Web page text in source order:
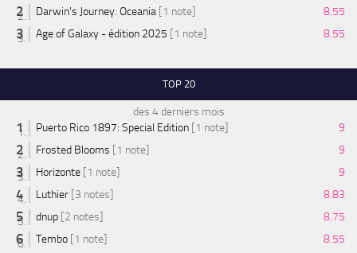
Darwin's Journey: Oceania [1 note]
8.55
Age of Galaxy - édition 2025 [1 note] 8.55
TOP 20
des 4 derniers mois
Puerto Rico 1897: Special Edition [1 note]
9
Frosted Blooms [1 note]
9
Horizonte [1 note]
9
Luthier [3 notes]
8.83
dnup [2 notes]
8.75
Tembo [1 note]
8.55